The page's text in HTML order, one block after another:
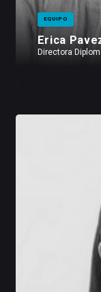
EQUIPO
Erica
Directora